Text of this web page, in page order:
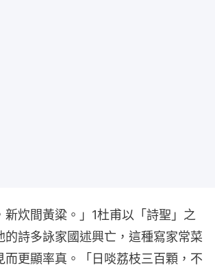
新炊間黃粱。」1杜甫以「詩聖」之
的詩多詠家國述興亡，這種寫家常菜
而更顯率真。「日啖荔枝三百顆，不